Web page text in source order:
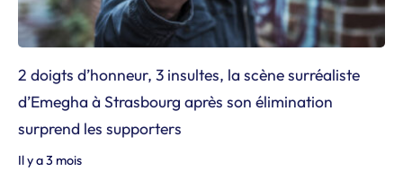
2 doigts d’honneur, 3 insultes, la scène surréaliste
d’Emegha à Strasbourg après son élimination
surprend les supporters
Il y a 3 mois